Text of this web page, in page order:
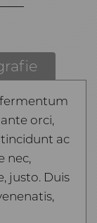
fermentum
orci,
ac
nec,
justo. Duis